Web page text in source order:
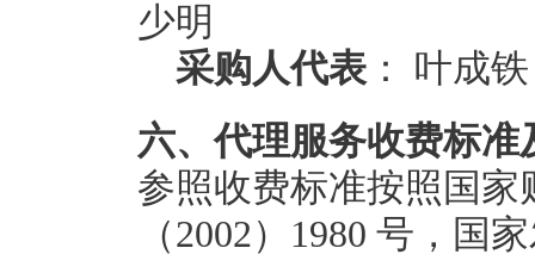
少明
采购人代表 ： 叶成铁
六、代理服务收费标准
参照收费标准按照国
（2002）1980 号，国